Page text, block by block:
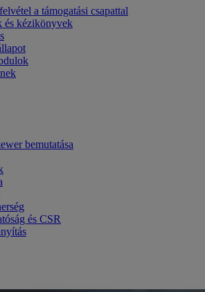
a támogatási csapattal
és kézikönyvek
bemutatása
és CSR